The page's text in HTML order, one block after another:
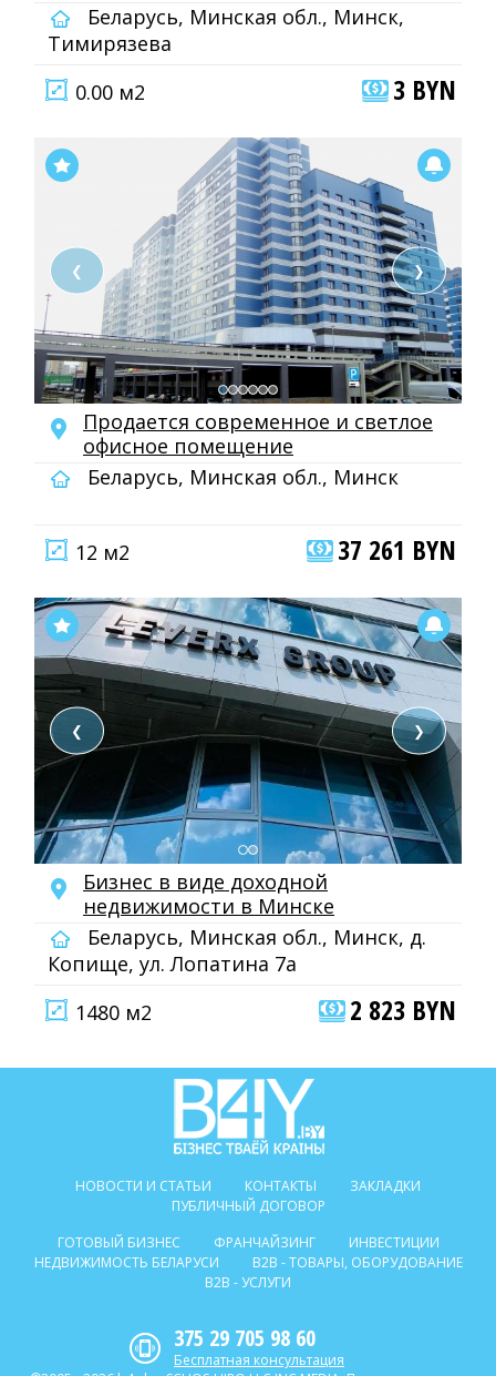
Беларусь, Минская обл., Минск,
Тимирязева
0.00 м2
3 BYN
❮ ❯
Продается современное и светлое
офисное помещение
Беларусь, Минская обл., Минск
12 м2 37 261 BYN
❮ ❯
Бизнес в виде доходной
недвижимости в Минске
Беларусь, Минская обл., Минск, д.
Копище, ул. Лопатина 7а
1480 м2
2 823 BYN
НОВОСТИ И СТАТЬИ КОНТАКТЫ
ЗАКЛАДКИ
ПУБЛИЧНЫЙ ДОГОВОР
ГОТОВЫЙ БИЗНЕС
ФРАНЧАЙЗИНГ
ИНВЕСТИЦИИ
НЕДВИЖИМОСТЬ БЕЛАРУСИ
B2B - ТОВАРЫ, ОБОРУДОВАНИЕ
B2B - УСЛУГИ
375 29 705 98 60
Бесплатная консультация